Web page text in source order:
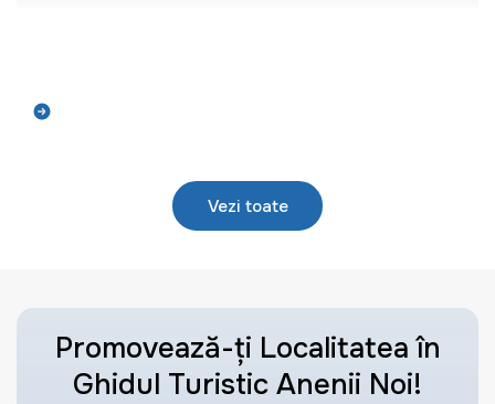
Vezi toate
Promovează-ți Localitatea în
Ghidul Turistic Anenii Noi!